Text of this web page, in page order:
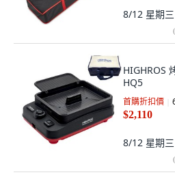
8/12 星期三
(
HIGHROS
HQ5
首購折扣價
$2,110
8/12 星期三
(